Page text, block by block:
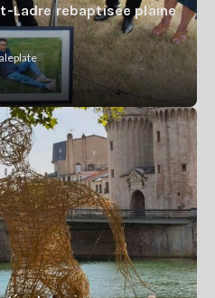
Ladre rebaptisée plaine